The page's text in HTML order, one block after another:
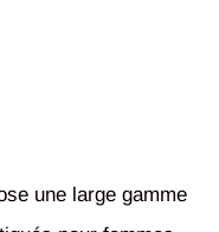
une large gamme